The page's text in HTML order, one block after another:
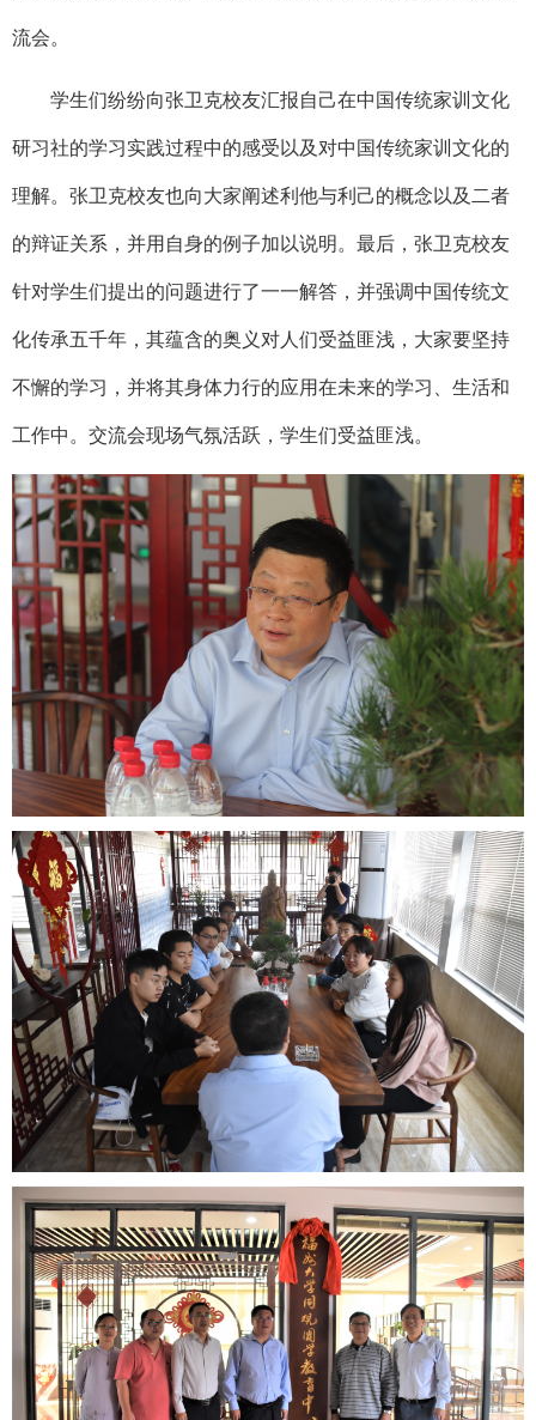
流会。
学生们纷纷向张卫克校友汇报自己在中国传统家训文化
研习社的学习实践过程中的感受以及对中国传统家训文化的
理解。张卫克校友也向大家阐述利他与利己的概念以及二者
的辩证关系，并用自身的例子加以说明。最后，张卫克校友
针对学生们提出的问题进行了一一解答，并强调中国传统文
化传承五千年，其蕴含的奥义对人们受益匪浅，大家要坚持
不懈的学习，并将其身体力行的应用在未来的学习、生活和
工作中。交流会现场气氛活跃，学生们受益匪浅。